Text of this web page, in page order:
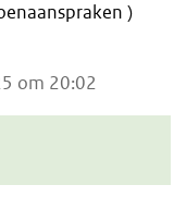
)
om 20:02